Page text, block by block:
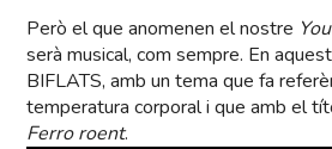
Però el que anomenen el nostre
serà musical, com sempre. En
BIFLATS, amb un tema que fa
temperatura corporal i que amb el
Ferro roent.